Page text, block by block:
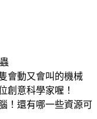
會動又會叫的機械
創意科學家喔！
！還有哪一些資源可